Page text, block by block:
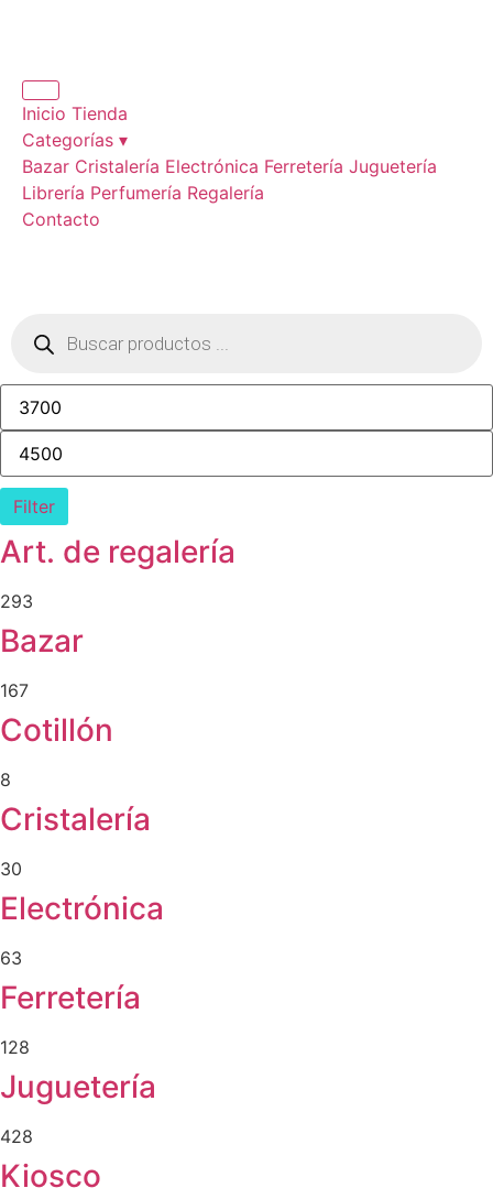
Inicio Tienda
Categorías ▾
Bazar Cristalería Electrónica Ferretería Juguetería
Librería Perfumería Regalería
Contacto
Filter
Art. de regalería
293
Bazar
167
Cotillón
8
Cristalería
30
Electrónica
63
Ferretería
128
Juguetería
428
Kiosco